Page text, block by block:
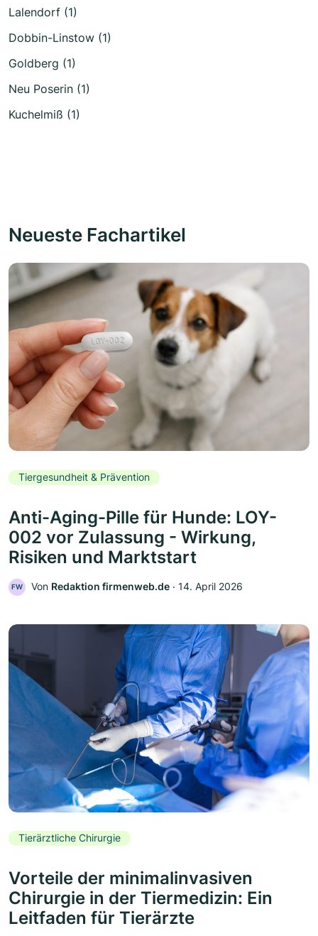
Lalendorf (1)
Dobbin-Linstow (1)
Goldberg (1)
Neu Poserin (1)
Kuchelmiß (1)
Neueste Fachartikel
Tiergesundheit & Prävention
Anti-Aging-Pille für Hunde: LOY-
002 vor Zulassung - Wirkung,
Risiken und Marktstart
FW Von Redaktion firmenweb.de ‧ 14. April 2026
Tierärztliche Chirurgie
Vorteile der minimalinvasiven
Chirurgie in der Tiermedizin: Ein
Leitfaden für Tierärzte